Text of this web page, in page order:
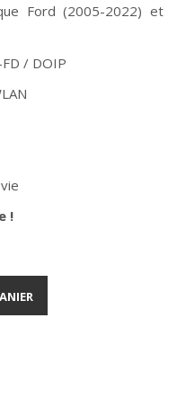
Ford (2005-2022) et
/ DOIP
!